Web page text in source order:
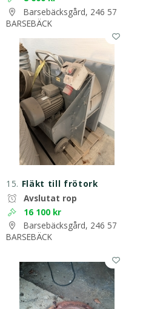
Barsebäcksgård, 246 57
BARSEBÄCK
15. Fläkt till frötork
Avslutat rop
16 100 kr
Barsebäcksgård, 246 57
BARSEBÄCK